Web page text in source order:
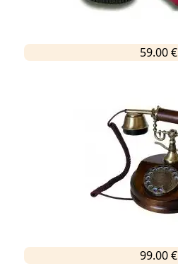
59.00 €
99.00 €